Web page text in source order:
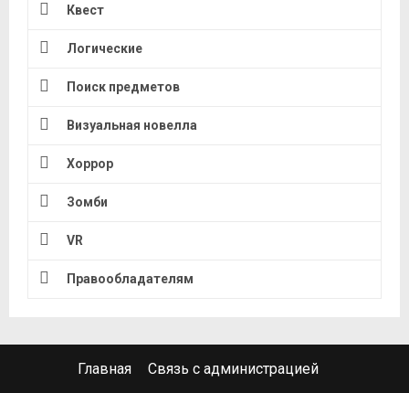
Квест
Логические
Поиск предметов
Визуальная новелла
Хоррор
Зомби
VR
Правообладателям
Главная Связь с администрацией